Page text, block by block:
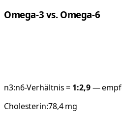
Omega-3 vs. Omega-6
n3:n6-Verhältnis = 1:2,9—
Cholesterin:78,4mg